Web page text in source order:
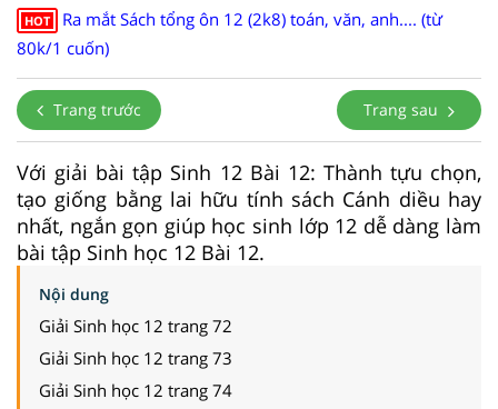
HOT
Ra mắt Sách tổng ôn 12 (2k8) toán, văn, anh.... (từ
80k/1 cuốn)
Trang trước Trang sau
Với giải bài tập Sinh 12 Bài 12: Thành tựu chọn,
tạo giống bằng lai hữu tính sách Cánh diều hay
nhất, ngắn gọn giúp học sinh lớp 12 dễ dàng làm
bài tập Sinh học 12 Bài 12.
Nội dung
Giải Sinh học 12 trang 72
Giải Sinh học 12 trang 73
Giải Sinh học 12 trang 74